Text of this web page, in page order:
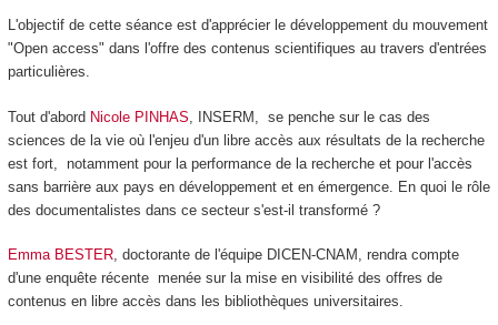
L'objectif de cette séance est d'apprécier le développement du mouvement
"Open access" dans l'offre des contenus scientifiques au travers d'entrées
particulières.
Tout d'abord Nicole PINHAS , INSERM, se penche sur le cas des
sciences de la vie où l'enjeu d'un libre accès aux résultats de la recherche
est fort, notamment pour la performance de la recherche et pour l'accès
sans barrière aux pays en développement et en émergence. En quoi le rôle
des documentalistes dans ce secteur s'est-il transformé ?
Emma BESTER, doctorante de l'équipe DICEN-CNAM, rendra compte
d'une enquête récente menée sur la mise en visibilité des offres de
contenus en libre accès dans les bibliothèques universitaires.